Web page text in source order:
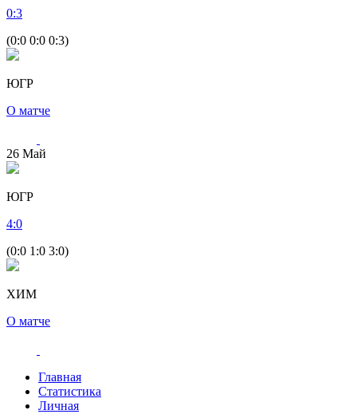
0:3
(0:0 0:0 0:3)
ЮГР
О матче
26 Май
ЮГР
4:0
(0:0 1:0 3:0)
ХИМ
О матче
Главная
Статистика
Личная